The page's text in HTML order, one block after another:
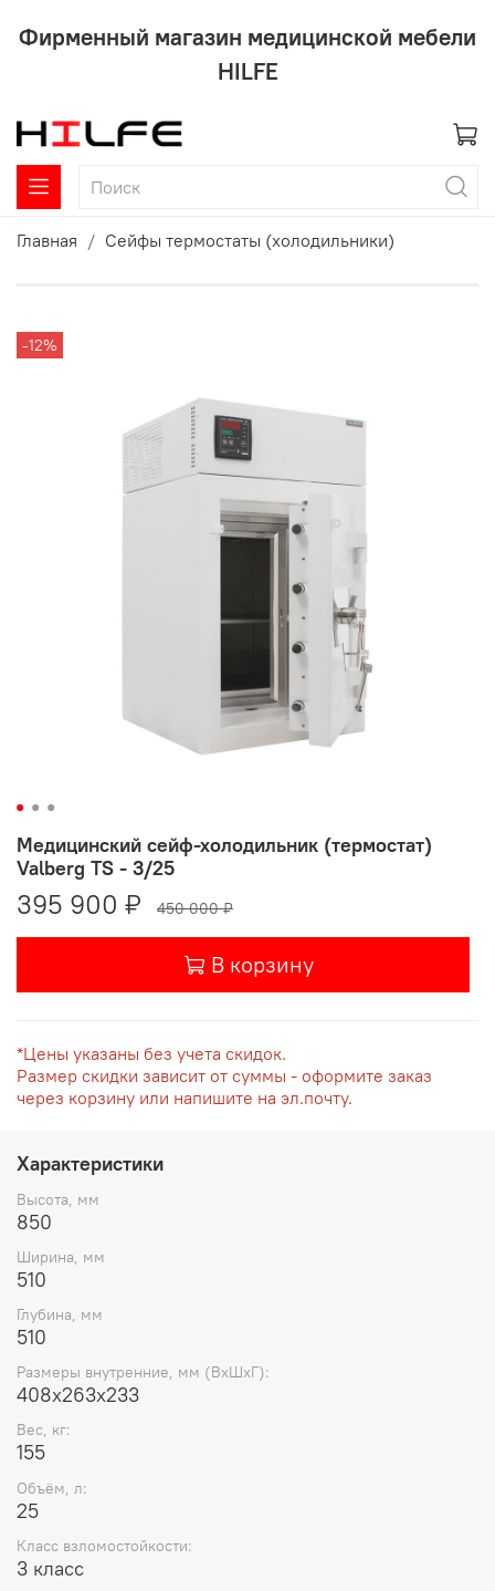
Фирменный магазин медицинской мебели
HILFE
Главная Сейфы термостаты (холодильники)
-12%
Медицинский сейф-холодильник (термостат)
Valberg TS - 3/25
395 900 ₽ 450 000 ₽
В корзину
*Цены указаны без учета скидок.
Размер скидки зависит от суммы - оформите заказ
через корзину или напишите на эл.почту.
Характеристики
Высота, мм
850
Ширина, мм
510
Глубина, мм
510
Размеры внутренние, мм (ВхШхГ):
408x263x233
Вес, кг:
155
Объём, л:
25
Класс взломостойкости:
3 класс